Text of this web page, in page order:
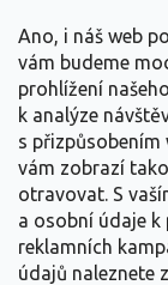
Ano, i náš web
vám budeme
prohlížení
k analýze
s přizpůsobením
vám zobrazí
otravovat. S
a osobní údaje k
reklamních
údajů naleznete
Vše o nákupu
Informace pro
Kontakujte nás